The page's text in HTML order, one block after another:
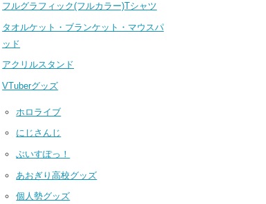
フルグラフィック(フルカラー)Tシャツ
タオルケット・ブランケット・マウスパ
ッド
アクリルスタンド
VTuberグッズ
ホロライブ
にじさんじ
ぶいすぽっ！
あおぎり高校グッズ
個人勢グッズ